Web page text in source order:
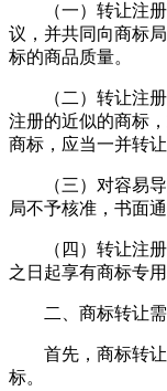
（一）转让注册
议，并共同向商标
标的商品质量。
（二）转让注册
注册的近似的商标
商标，应当一并转让
（三）对容易导
局不予核准，书面
（四）转让注册
之日起享有商标专用
二、商标转让需
首先，商标转让
标。